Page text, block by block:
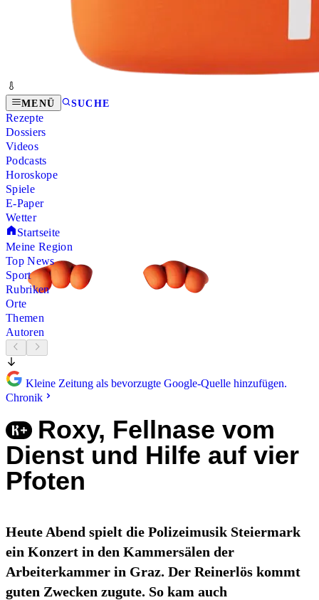
MENÜ SUCHE
Rezepte
Dossiers
Videos
Podcasts
Horoskope
Spiele
E-Paper
Wetter
Startseite
Meine Region
Top News
Sport
Rubriken
Orte
Themen
Autoren
Kleine Zeitung als bevorzugte Google-Quelle hinzufügen.
Chronik
Roxy, Fellnase vom
Dienst und Hilfe auf vier
Pfoten
Heute Abend spielt die Polizeimusik Steiermark
ein Konzert in den Kammersälen der
Arbeiterkammer in Graz. Der Reinerlös kommt
guten Zwecken zugute. So kam auch